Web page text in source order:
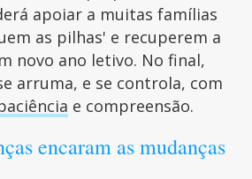
apoiar a muitas famílias
as pilhas' e recuperem a
novo ano letivo. No final,
arruma, e se controla, com
e compreensão.
encaram as mudanças